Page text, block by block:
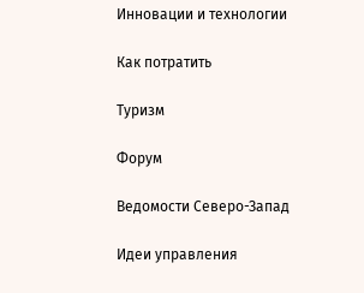
Инновации и технологии
Как потратить
Туризм
Форум
Ведомости Северо-Запад
Идеи управления